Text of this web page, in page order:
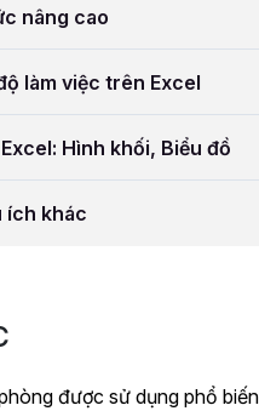
nâng cao
làm việc trên Excel
Hình khối, Biểu đồ
ích khác
được sử dụng phổ